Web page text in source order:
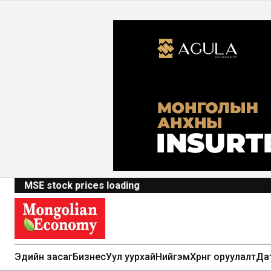
MSE stock prices loading
Эдийн засагБизнесУул уурхайНийгэмХөрөнгө оруулалт